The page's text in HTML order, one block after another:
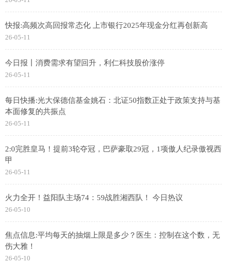
快报:高频次高回报常态化 上市银行2025年现金分红再创新高
26-05-11
今日报丨消费需求有望回升，利仁科技股价涨停
26-05-11
每日快播:光大保德信基金姚石：北证50指数正处于政策支持与基
本面修复的共振点
26-05-11
2:0完胜皇马！提前3轮夺冠，巴萨豪取29冠，1项傲人纪录傲视西
甲
26-05-11
火力全开！益阳队主场74：59战胜湘西队！ 今日热议
26-05-10
焦点信息:平均每天的抽烟上限是多少？医生：控制在这个数，无
伤大雅！
26-05-10